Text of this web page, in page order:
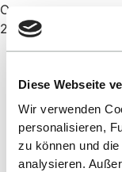
Diese Webseite
Wir verwenden
personalisieren,
zu können und
analysieren.
Oops, an error